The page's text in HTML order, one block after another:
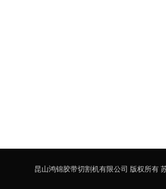
昆山鸿锦胶带切割机有限公司 版权所有